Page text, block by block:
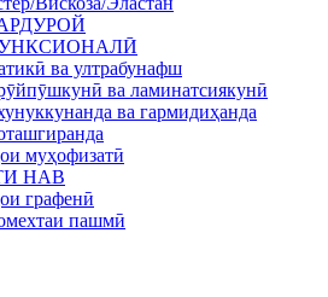
ва ултрабунафш
ва ламинатсиякунӣ
ва гармидиҳанда
муҳофизатӣ
НАВ
графенӣ
пашмӣ